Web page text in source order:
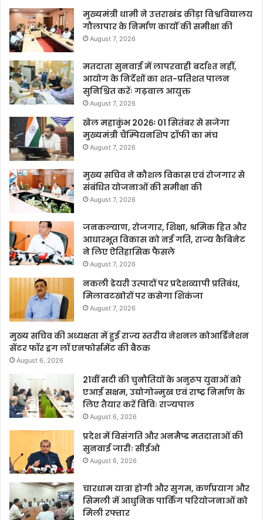
मुख्यमंत्री धामी ने उत्तराखंड क्रीड़ा विश्वविद्यालय
गौलापार के निर्माण कार्यों की समीक्षा की
August 7, 2026
मतदाता सुनवाई में लापरवाही बर्दाश्त नहीं,
आयोग के निर्देशों का शत-प्रतिशत पालन
सुनिश्चित करेंः गढ़वाल आयुक्त
August 7, 2026
खेल महाकुंभ 2026ः 01 सितंबर से सजेगा
मुख्यमंत्री चैंम्पियनशिप ट्रॉफी का मंच
August 7, 2026
मुख्य सचिव ने कौशल विकास एवं रोजगार से
संबंधित योजनाओं की समीक्षा की
August 7, 2026
जनकल्याण, रोजगार, शिक्षा, श्रमिक हित और
आधारभूत विकास को नई गति, राज्य कैबिनेट
ने लिए ऐतिहासिक फैसले
August 7, 2026
नकली डेयरी उत्पादों पर प्रदेशव्यापी प्रतिबंध,
मिलावटखोरों पर कसेगा शिकंजा
August 7, 2026
मुख्य सचिव की अध्यक्षता में हुई राज्य स्तरीय नेशनल कोआर्डिनेशन
सेंटर फॉर ड्रग लॉ एनफोर्समेंट की बैठक
August 6, 2026
21वीं सदी की चुनौतियों के अनुरूप युवाओं को
एआई सक्षम, उद्योगोन्मुख एवं राष्ट्र निर्माण के
लिए तैयार करें विविः राज्यपाल
August 6, 2026
प्रदेश में विसंगति और अनमैप्ड मतदाताओं की
सुनवाई जारीः सीईओ
August 6, 2026
चारधाम यात्रा होगी और सुगम, कर्णप्रयाग और
सिमली में आधुनिक पार्किंग परियोजनाओं को
मिली रफ्तार